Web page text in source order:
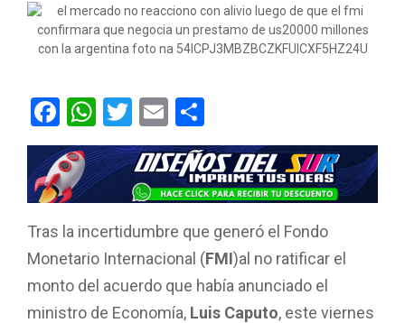
F
a
ce
b
o
o
k
W
h
at
s
A
p
p
T
wi
tt
er
E
m
ail
o
m
p
ar
tir
Tras la incertidumbre que generó el Fondo
Monetario Internacional (FMI)al no ratificar el
monto del acuerdo que había anunciado el
ministro de Economía, Luis Caputo, este viernes